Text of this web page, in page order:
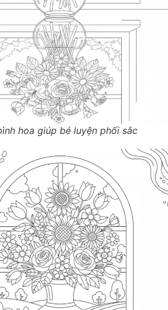
hoa giúp bé luyện phối sắc